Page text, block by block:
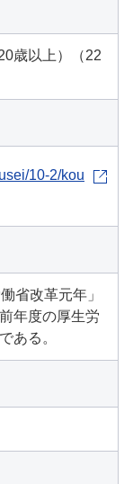
歳以上）（22
10-2/kou
省改革元年」
年度の厚生労
ある。